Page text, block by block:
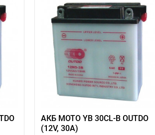
АКБ MOTO YB 30CL-B OUTDO
(12V, 30A)